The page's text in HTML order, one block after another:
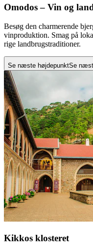
Omodos – Vin og
Besøg den charmerende
vinproduktion. Smag på
rige landbrugstraditioner.
Se næste højdepunktSe
Kikkos klosteret